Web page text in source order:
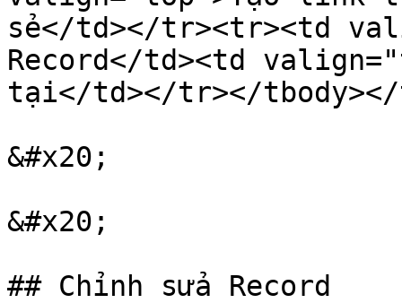
sẻ</td></tr><tr><td
Record</td><td
tại</td></tr></
&#x20;
&#x20;
## Chỉnh sửa Record